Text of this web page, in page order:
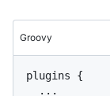
Groovy
plugins {